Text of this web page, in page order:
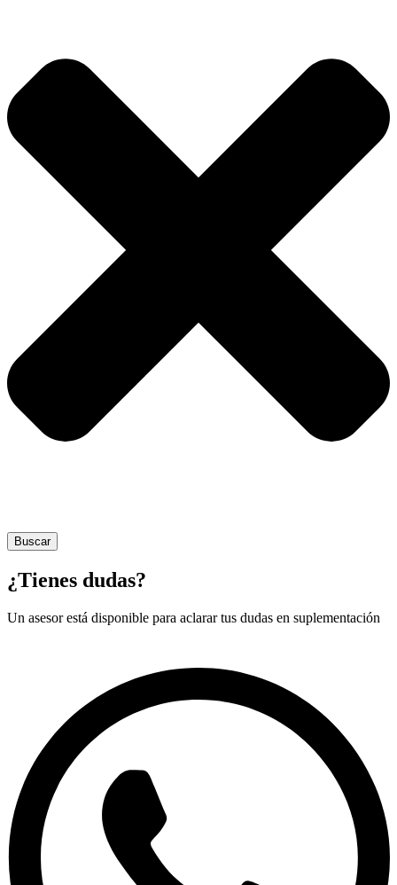
Buscar
¿Tienes dudas?
Un asesor está disponible para aclarar tus dudas en suplementación